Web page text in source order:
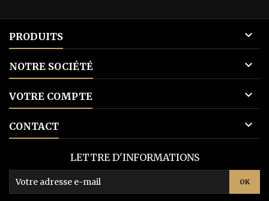
PRODUITS 
NOTRE SOCIÉTÉ 
VOTRE COMPTE 
CONTACT 
LETTRE D'INFORMATIONS